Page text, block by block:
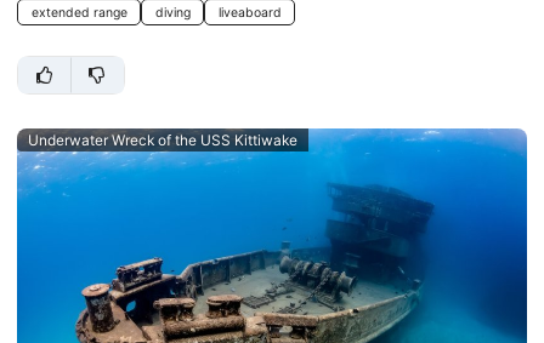
extended range
diving liveaboard
Underwater Wreck of the USS Kittiwake